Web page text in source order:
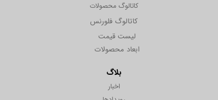
کاتالوگ محصولات
کاتالوگ فلورنس
بلاگ
اخبار
ابعاد محصولات
لیست قیمت